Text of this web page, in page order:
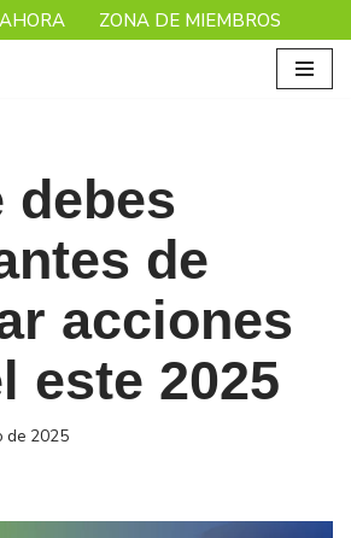
ZONA DE MIEMBROS
debes
de
acciones
este 2025
de 2025